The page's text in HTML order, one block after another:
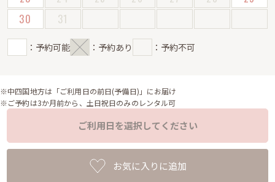
30
31
：予約可能 ：予約あり ：予約不可
※中四国地方は「ご利用日の前日(予備日)」にお届け
※ご予約は3か月前から、土日祝日のみのレンタル可
ご利用日を選択してください
お気に入りに追加